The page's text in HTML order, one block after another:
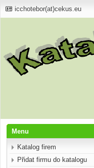
icchotebor(at)cekus.eu
Menu
Katalog firem
Přidat firmu do katalogu